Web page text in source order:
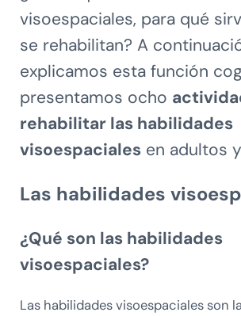
visoespaciales, para qué
se rehabilitan? A
explicamos esta función
presentamos ocho
rehabilitar las habilidades
visoespacialesen adultos
Las habilidades
¿Qué son las habilidades
visoespaciales?
Las habilidades visoespaciales son la